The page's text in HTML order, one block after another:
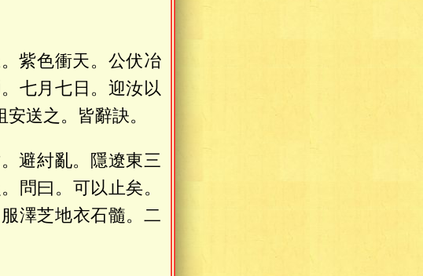
紫色衝天。公伏冶
七月七日。迎汝以
送之。皆辭訣。
避紂亂。隱遼東三
問曰。可以止矣。
澤芝地衣石髓。二